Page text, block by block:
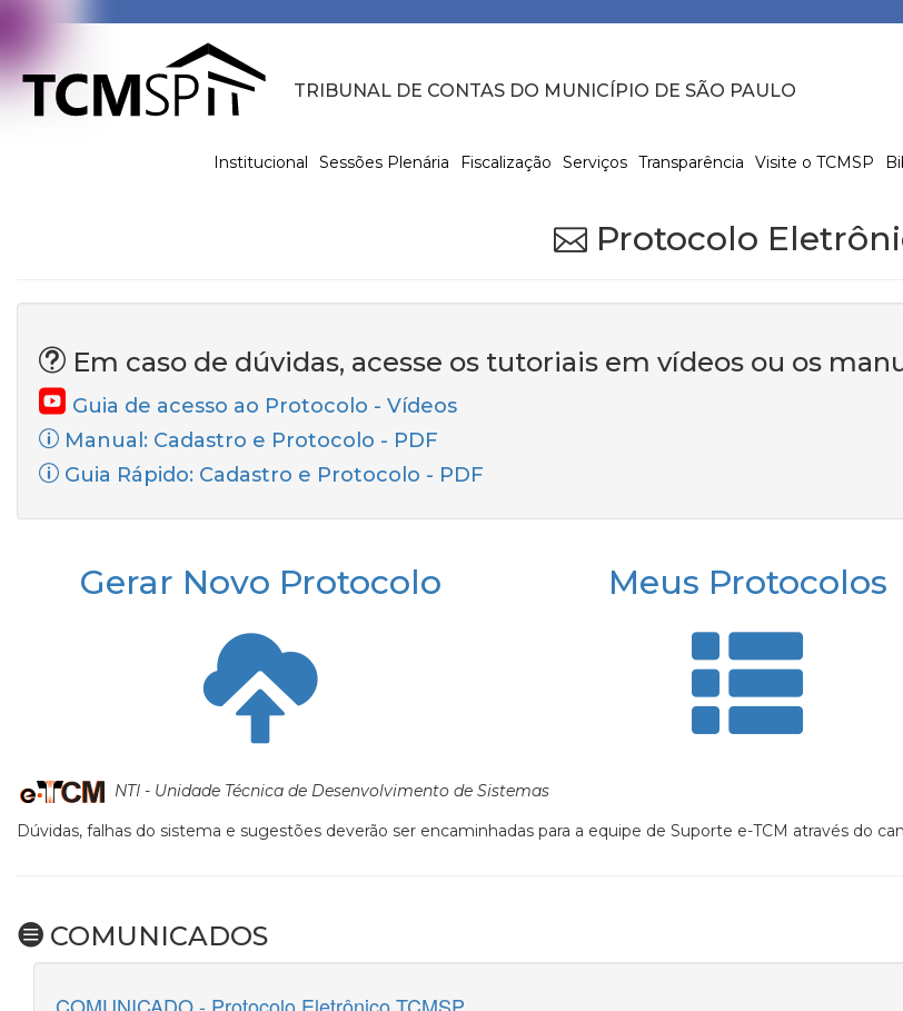
TRIBUNAL DE CONTAS DO MUNICÍPIO DE SÃO PAULO
Institucional Sessões Plenária Fiscalização Serviços Transparência Visite o TCMSP
Protocolo
Em caso de dúvidas, acesse os tutoriais em vídeos ou os
Guia de acesso ao Protocolo - Vídeos
Manual: Cadastro e Protocolo - PDF
Guia Rápido: Cadastro e Protocolo - PDF
Gerar Novo Protocolo Meus Protocolos
NTI - Unidade Técnica de Desenvolvimento de Sistemas
Dúvidas, falhas do sistema e sugestões deverão ser encaminhadas para a equipe de Suporte e-TCM através do
COMUNICADOS